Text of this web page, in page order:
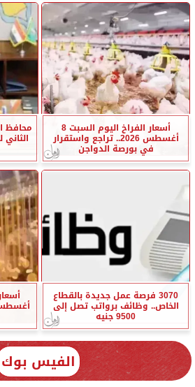
أسعار الفراخ اليوم السبت 8
أغسطس 2026.. تراجع واستقرار
في بورصة الدواجن
محافظ
3070 فرصة عمل جديدة بالقطاع
الخاص.. وظائف برواتب تصل إلى
9500 جنيه
الفيس بوك